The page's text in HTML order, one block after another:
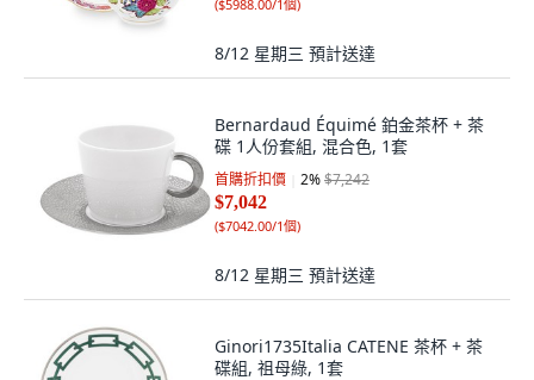
($5988.00/1個)
8/12 星期三 預計送達
Bernardaud Équimé 鉑金茶杯 + 茶
碟 1人份套組, 混合色, 1套
首購折扣價 2%$7,242
$7,042
($7042.00/1個)
8/12 星期三 預計送達
Ginori1735Italia CATENE 茶杯 + 茶
碟組, 祖母綠, 1套